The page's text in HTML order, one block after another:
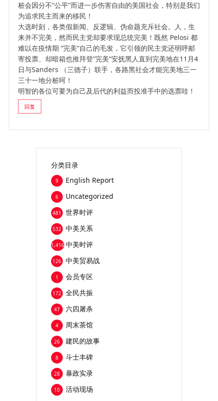
桩会因分不“公平”而进一步伤害自由的美国社会，特别是我们
为追求民主而来的移民！
大选时刻，各类假新闻、反逻辑、伪命题充斥社会。人，生
来并不完美，然而民主党却要求现总统完美！既然 Pelosi 都
难以在疫情期 “完美“自己的毛发，它引领的民主党还明呼邮
寄投票、却暗箱也推拜登”完美“安抚黑人直到完美地在11月4
日与Sanders （三德子）联手，各路黑社会才能完美地三一
三十一地分桩呵！
明智的各位可要为自己及后代的利益而投准手中的选票哇！
回复
分类目录
English Report
9
Uncategorized
6
世界时评
481
中美关系
532
中美时评
1,416
中美贸易战
126
会员专区
1
全民共振
172
六四屠杀
47
周末茶馆
4
建民的故事
26
斗士丰碑
8
暴政实录
28
活动现场
10